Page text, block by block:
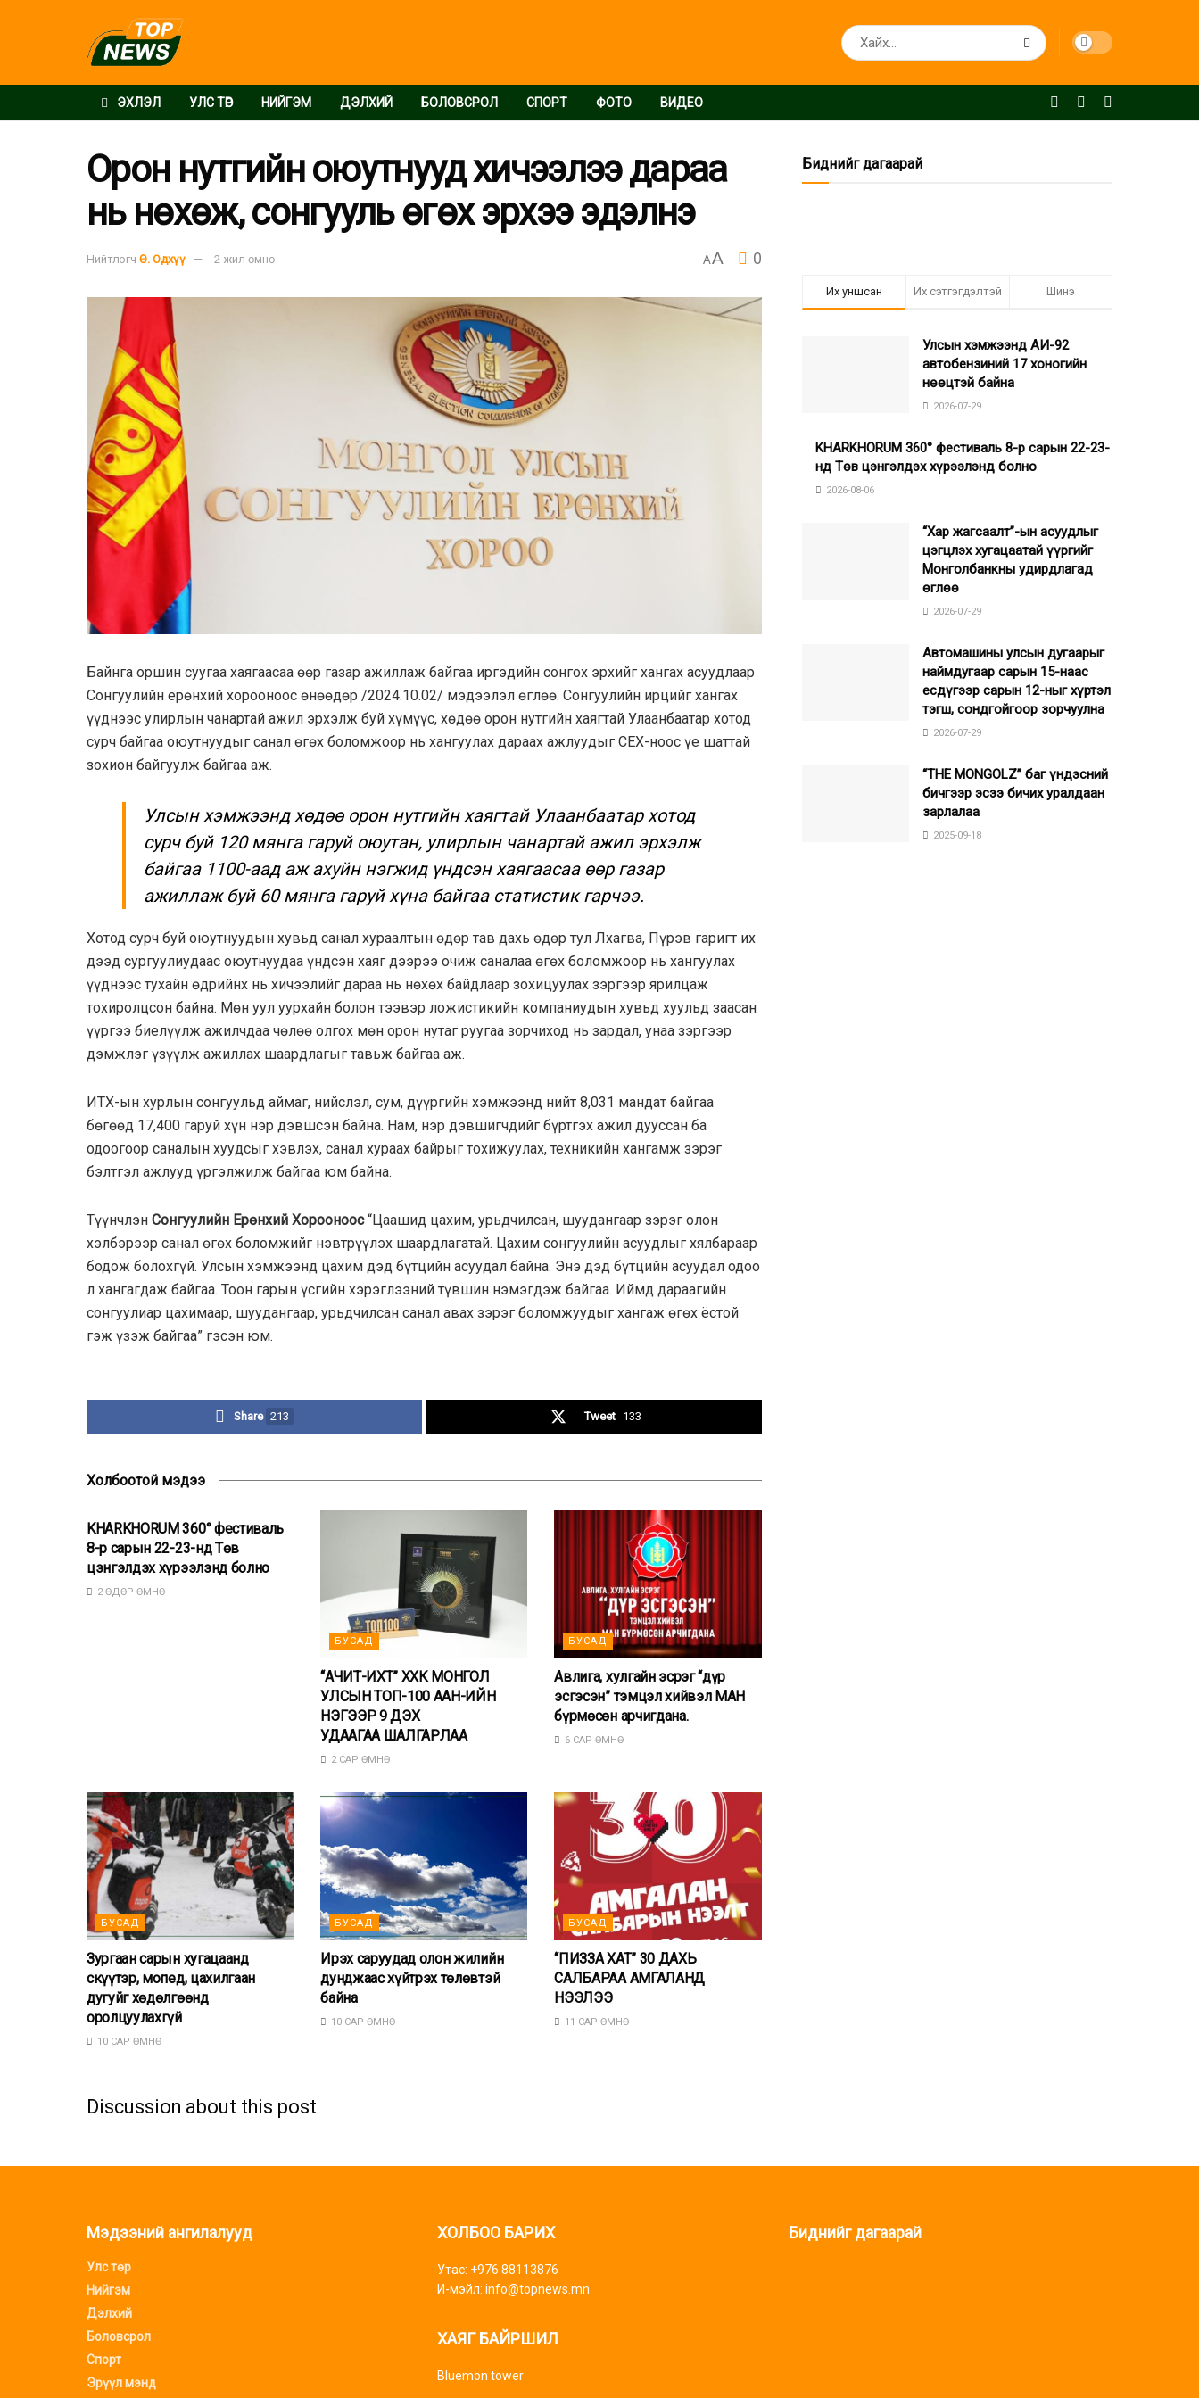
ЭХЛЭЛ УЛС ТӨР НИЙГЭМ ДЭЛХИЙ БОЛОВСРОЛ СПОРТ ФОТО ВИДЕО
Орон нутгийн оюутнууд хичээлээ дараа
нь нөхөж, сонгууль өгөх эрхээ эдэлнэ
Нийтлэгч Ө. Одхүү 2 жил өмнө AA 0
Байнга оршин суугаа хаягаасаа өөр газар ажиллаж байгаа иргэдийн сонгох эрхийг хангах асуудлаар
Сонгуулийн ерөнхий хорооноос өнөөдөр /2024.10.02/ мэдээлэл өглөө. Сонгуулийн ирцийг хангах
үүднээс улирлын чанартай ажил эрхэлж буй хүмүүс, хөдөө орон нутгийн хаягтай Улаанбаатар хотод
сурч байгаа оюутнуудыг санал өгөх боломжоор нь хангуулах дараах ажлуудыг СЕХ-ноос үе шаттай
зохион байгуулж байгаа аж.
Улсын хэмжээнд хөдөө орон нутгийн хаягтай Улаанбаатар хотод
сурч буй 120 мянга гаруй оюутан, улирлын чанартай ажил эрхэлж
байгаа 1100-аад аж ахуйн нэгжид үндсэн хаягаасаа өөр газар
ажиллаж буй 60 мянга гаруй хүна байгаа статистик гарчээ.
Хотод сурч буй оюутнуудын хувьд санал хураалтын өдөр тав дахь өдөр тул Лхагва, Пүрэв гаригт их
дээд сургуулиудаас оюутнуудаа үндсэн хаяг дээрээ очиж саналаа өгөх боломжоор нь хангуулах
үүднээс тухайн өдрийнх нь хичээлийг дараа нь нөхөх байдлаар зохицуулах зэргээр ярилцаж
тохиролцсон байна. Мөн уул уурхайн болон тээвэр ложистикийн компаниудын хувьд хуульд заасан
үүргээ биелүүлж ажилчдаа чөлөө олгох мөн орон нутаг руугаа зорчиход нь зардал, унаа зэргээр
дэмжлэг үзүүлж ажиллах шаардлагыг тавьж байгаа аж.
ИТХ-ын хурлын сонгуульд аймаг, нийслэл, сум, дүүргийн хэмжээнд нийт 8,031 мандат байгаа
бөгөөд 17,400 гаруй хүн нэр дэвшсэн байна. Нам, нэр дэвшигчдийг бүртгэх ажил дууссан ба
одоогоор саналын хуудсыг хэвлэх, санал хураах байрыг тохижуулах, техникийн хангамж зэрэг
бэлтгэл ажлууд үргэлжилж байгаа юм байна.
Түүнчлэн Сонгуулийн Ерөнхий Хорооноос“Цаашид цахим, урьдчилсан, шуудангаар зэрэг олон
хэлбэрээр санал өгөх боломжийг нэвтрүүлэх шаардлагатай. Цахим сонгуулийн асуудлыг хялбараар
бодож болохгүй. Улсын хэмжээнд цахим дэд бүтцийн асуудал байна. Энэ дэд бүтцийн асуудал одоо
л хангагдаж байгаа. Тоон гарын үсгийн хэрэглээний түвшин нэмэгдэж байгаа. Иймд дараагийн
сонгуулиар цахимаар, шуудангаар, урьдчилсан санал авах зэрэг боломжуудыг хангаж өгөх ёстой
гэж үзэж байгаа” гэсэн юм.
Share 213 Tweet 133
Холбоотой мэдээ
KHARKHORUM 360° фестиваль
8-р сарын 22-23-нд Төв
цэнгэлдэх хүрээлэнд болно
2 ӨДӨР ӨМНӨ
БУСАД
“АЧИТ-ИХТ” ХХК МОНГОЛ
УЛСЫН ТОП-100 ААН-ИЙН
НЭГЭЭР 9 ДЭХ
УДААГАА ШАЛГАРЛАА
2 САР ӨМНӨ
БУСАД
Авлига, хулгайн эсрэг “дүр
эсгэсэн” тэмцэл хийвэл МАН
бүрмөсөн арчигдана.
6 САР ӨМНӨ
БУСАД
Зургаан сарын хугацаанд
скүүтэр, мопед, цахилгаан
дугуйг хөдөлгөөнд
оролцуулахгүй
10 САР ӨМНӨ
БУСАД
Ирэх саруудад олон жилийн
дунджаас хүйтрэх төлөвтэй
байна
10 САР ӨМНӨ
БУСАД
“ПИЗЗА ХАТ” 30 ДАХЬ
САЛБАРАА АМГАЛАНД
НЭЭЛЭЭ
11 САР ӨМНӨ
Discussion about this post
Биднийг дагаарай
Их уншсан Их сэтгэгдэлтэй Шинэ
Улсын хэмжээнд АИ-92
автобензиний 17 хоногийн
нөөцтэй байна
2026-07-29
KHARKHORUM 360° фестиваль 8-р сарын 22-23-
нд Төв цэнгэлдэх хүрээлэнд болно
2026-08-06
“Хар жагсаалт”-ын асуудлыг
цэгцлэх хугацаатай үүргийг
Монголбанкны удирдлагад
өглөө
2026-07-29
Автомашины улсын дугаарыг
наймдугаар сарын 15-наас
есдүгээр сарын 12-ныг хүртэл
тэгш, сондгойгоор зорчуулна
2026-07-29
“THE MONGOLZ” баг үндэсний
бичгээр эсээ бичих уралдаан
зарлалаа
2025-09-18
Мэдээний ангилалууд
Улс төр
Нийгэм
Дэлхий
Боловсрол
Спорт
Эрүүл мэнд
ХОЛБОО БАРИХ
Утас: +976 88113876
И-мэйл: info@topnews.mn
ХАЯГ БАЙРШИЛ
Bluemon tower
Биднийг дагаарай